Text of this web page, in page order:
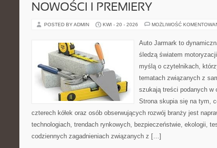
NOWOŚCI I PREMIERY
POSTED BY ADMIN KWI - 20 - 2026 MOŻLIWOŚĆ
Auto Jarmark to
śledzą światem
myślą o czytelnikach,
tematach związanych z
szukają treści podanych
Strona skupia się na tym,
czterech kółek oraz osób obserwujących rozwój branży jest
technologiach, trendach rynkowych, bezpieczeństwie, ekologii,
codziennych zagadnieniach związanych z […]